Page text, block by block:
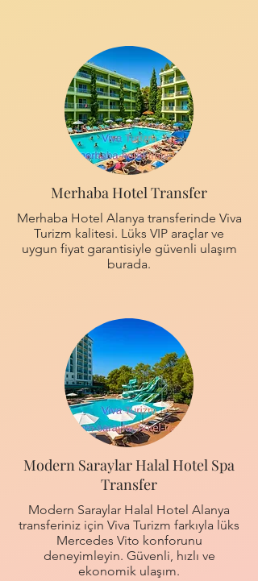
Merhaba Hotel Transfer
Merhaba Hotel Alanya transferinde Viva
Turizm kalitesi. Lüks VIP araçlar ve
uygun fiyat garantisiyle güvenli ulaşım
burada.
Modern Saraylar Halal Hotel Spa
Transfer
Modern Saraylar Halal Hotel Alanya
transferiniz için Viva Turizm farkıyla lüks
Mercedes Vito konforunu
deneyimleyin. Güvenli, hızlı ve
ekonomik ulaşım.